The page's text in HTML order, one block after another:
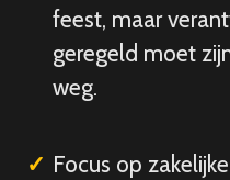
feest, maar
geregeld moet
weg.
Focus op